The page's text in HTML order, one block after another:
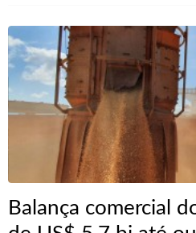
Balança comercial